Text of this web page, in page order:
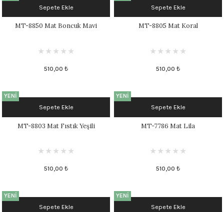
Sepete Ekle
MT-8850 Mat Boncuk Mavi
510,00 ₺
Sepete Ekle
MT-8805 Mat Koral
510,00 ₺
YENİ
Sepete Ekle
MT-8803 Mat Fıstık Yeşili
510,00 ₺
YENİ
Sepete Ekle
MT-7786 Mat Lila
510,00 ₺
YENİ
Sepete Ekle
YENİ
Sepete Ekle